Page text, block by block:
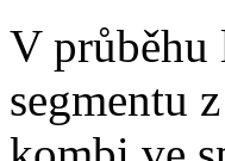
V průběhu
segmentu